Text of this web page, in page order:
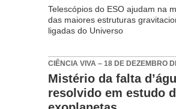
Telescópios do ESO ajudam na
das maiores estruturas
ligadas do Universo
CIÊNCIA VIVA – 18 DE DEZEMBRO
Mistério da falta
resolvido em estudo